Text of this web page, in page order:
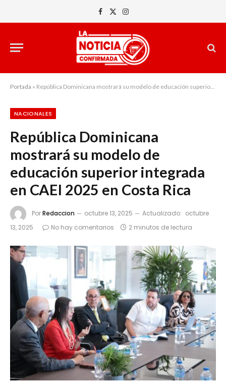
Facebook
X
Instagram
Portada » República Dominicana mostrará su modelo de educación superior integrada en CAEI 2025 en Costa Rica
NACIONALES
República Dominicana
mostrará su modelo de
educación superior integrada
en CAEI 2025 en Costa Rica
PorRedaccion octubre 13, 2025 Actualizado: octubre
13, 2025
No hay comentarios 2 minutos de lectura